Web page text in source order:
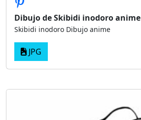
Dibujo de Skibidi inodoro anime
Skibidi inodoro Dibujo anime
JPG